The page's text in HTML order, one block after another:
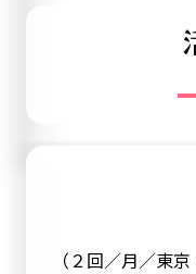
（２回／月／東